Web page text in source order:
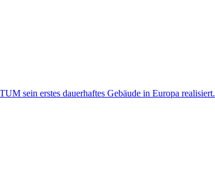
sein erstes dauerhaftes Gebäude in Europa realisiert.